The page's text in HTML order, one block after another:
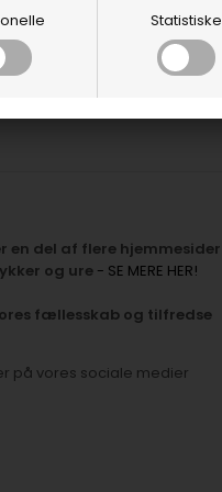
Statistiske
en del af flere hjemmesider
og ure- SE MERE HER!
fællesskab og tilfredse
på vores sociale medier